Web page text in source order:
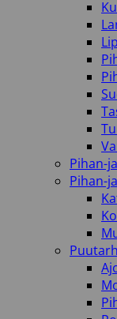
Pihan-
Pihan-